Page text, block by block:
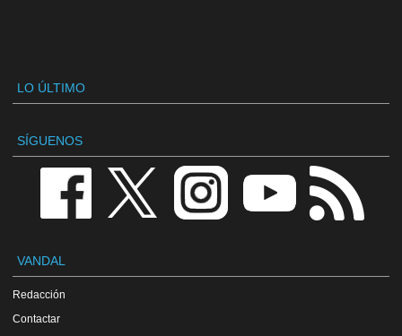
LO ÚLTIMO
SÍGUENOS
VANDAL
Redacción
Contactar